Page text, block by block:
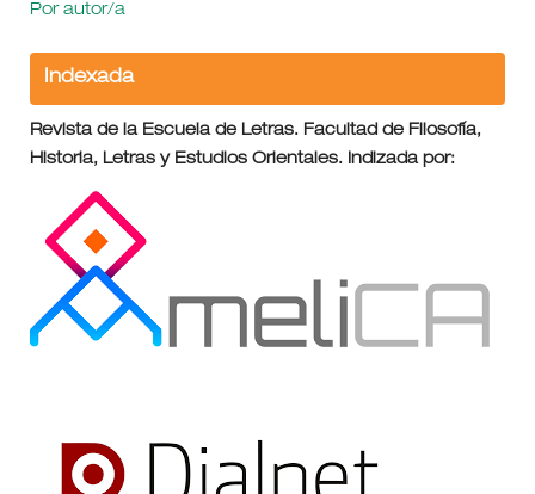
Por autor/a
Indexada
Revista de la Escuela de Letras. Facultad de Filosofía,
Historia, Letras y Estudios Orientales. Indizada por: